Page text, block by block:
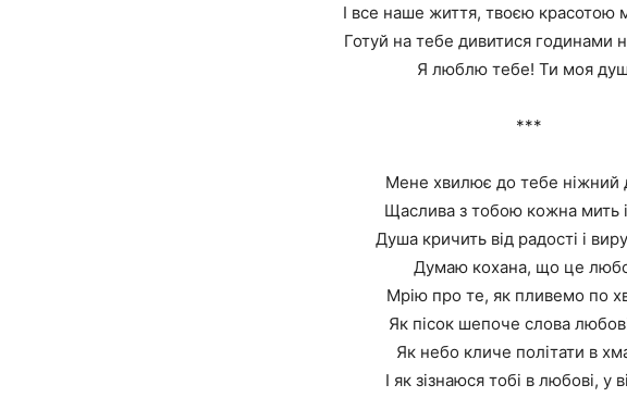
І все наше життя, твоєю красотою
Готуй на тебе дивитися годинами
Я люблю тебе! Ти моя
***
Мене хвилює до тебе ніжний
Щаслива з тобою кожна мить
Душа кричить від радості і
Думаю кохана, що це
Мрію про те, як пливемо по
Як пісок шепоче слова
Як небо кличе політати в
І як зізнаюся тобі в любові, у